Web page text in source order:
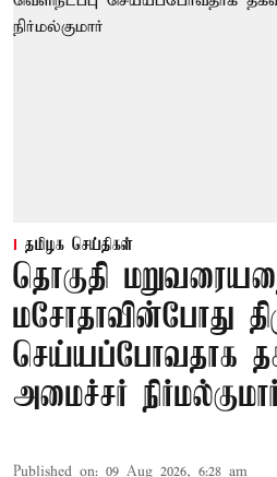
தமிழக செய்திகள்
தொகுதி
மசோதாவின்போது
செய்யப்போவதாக
அமைச்சர்
Published on: 09 Aug 2026, 6:28 am